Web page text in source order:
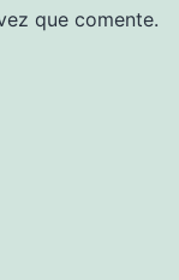
que comente.